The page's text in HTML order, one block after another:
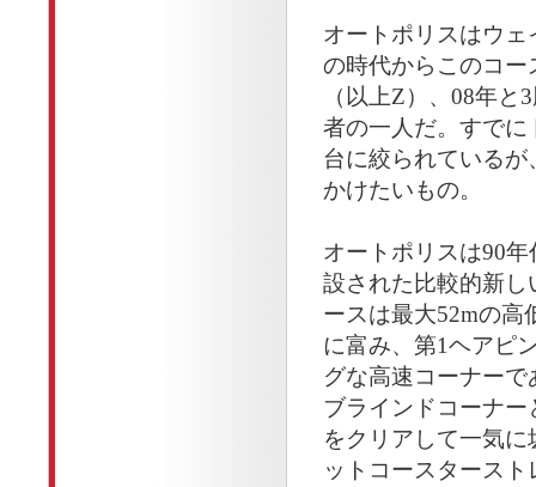
オートポリスはウ
の時代からこのコー
（以上Z）、08年
者の一人だ。すでに
台に絞られている
かけたいもの。
オートポリスは90
設された比較的新し
ースは最大52mの高
に富み、第1ヘアピ
グな高速コーナーで
ブラインドコーナ
をクリアして一気
ットコースタース